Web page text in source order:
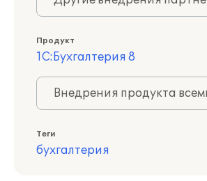
Продукт
1С:Бухгалтерия 8
Внедрения продукта
Теги
бухгалтерия